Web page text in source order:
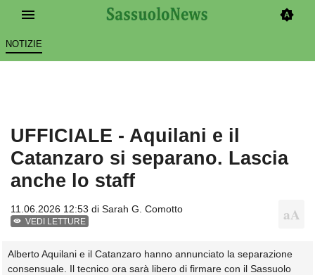
NOTIZIE
UFFICIALE - Aquilani e il
Catanzaro si separano. Lascia
anche lo staff
11.06.2026 12:53 di Sarah G. Comotto
VEDI LETTURE
Alberto Aquilani e il Catanzaro hanno annunciato la separazione
consensuale. Il tecnico ora sarà libero di firmare con il Sassuolo